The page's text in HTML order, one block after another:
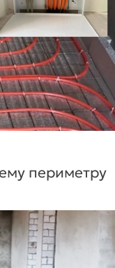
периметру